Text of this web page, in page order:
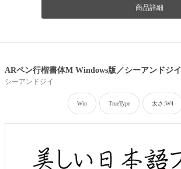
商品詳細
ARペン行楷書体M Windows版／シーアンドジイ
シーアンドジイ
Win TrueType 太さ:W4